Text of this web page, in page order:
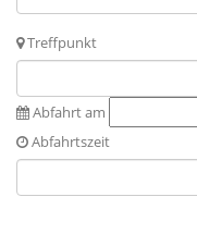
Treffpunkt
Abfahrt am
Abfahrtszeit